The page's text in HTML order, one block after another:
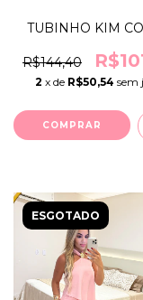
TUBINHO KIM
R$144,40
2 x de R$50,54 sem
COMPRAR
ESGOTADO